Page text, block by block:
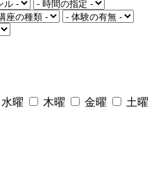
水曜 木曜 金曜 土曜